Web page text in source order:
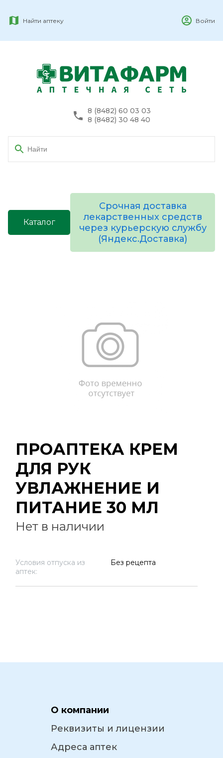
Найти аптеку Войти
8 (8482) 60 03 03
8 (8482) 30 48 40
Каталог
Срочная доставка
лекарственных средств
через курьерскую службу
(Яндекс.Доставка)
ПРОАПТЕКА КРЕМ
ДЛЯ РУК
УВЛАЖНЕНИЕ И
ПИТАНИЕ 30 МЛ
Нет в наличии
Условия отпуска из
аптек:
Без рецепта
О компании
Реквизиты и лицензии
Адреса аптек